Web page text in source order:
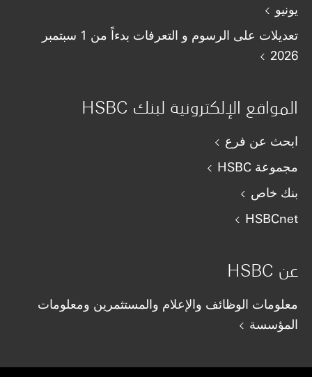
يونيو
تعديلات على الرسوم و التعرفات بدءاً من 1 سبتمبر
2026
المواقع الإلكترونية لبنك HSBC
ابحث عن فرع
مجموعة HSBC
بنك خاص
HSBCnet
عن HSBC
معلومات الوظائف والإعلام والمستثمرين ومعلومات
المؤسسة